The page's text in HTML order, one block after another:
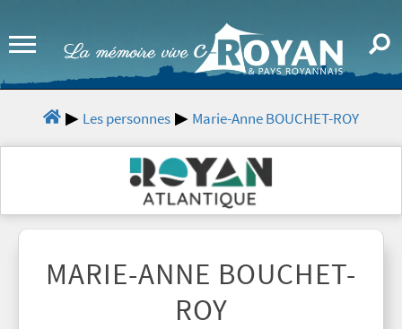
Les personnes Marie-Anne BOUCHET-ROY
MARIE-ANNE BOUCHET-
ROY